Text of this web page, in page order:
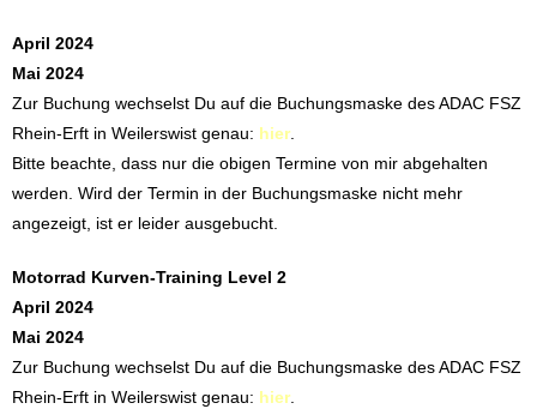
April 2024
Mai 2024
Zur Buchung wechselst Du auf die Buchungsmaske des ADAC FSZ
Rhein-Erft in Weilerswist genau: hier
Bitte beachte, dass nur die obigen Termine von mir abgehalten
werden. Wird der Termin in der Buchungsmaske nicht mehr
angezeigt, ist er leider ausgebucht.
Motorrad Kurven-Training Level 2
April 2024
Mai 2024
Zur Buchung wechselst Du auf die Buchungsmaske des ADAC FSZ
Rhein-Erft in Weilerswist genau: hier